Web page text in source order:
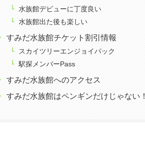
水族館デビューに丁度良い
水族館出た後も楽しい
すみだ水族館チケット割引情報
スカイツリーエンジョイパック
駅探メンバーPass
すみだ水族館へのアクセス
すみだ水族館はペンギンだけじゃない！